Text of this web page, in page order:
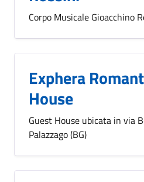
Corpo Musicale Gioacchino
Exphera
House
Guest House ubicata in via
Palazzago (BG)